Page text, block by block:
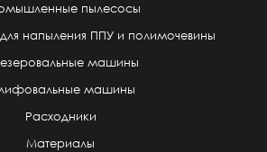
пылесосы
напыления ППУ и полимочевины
машины
машины
Расходники
Материалы